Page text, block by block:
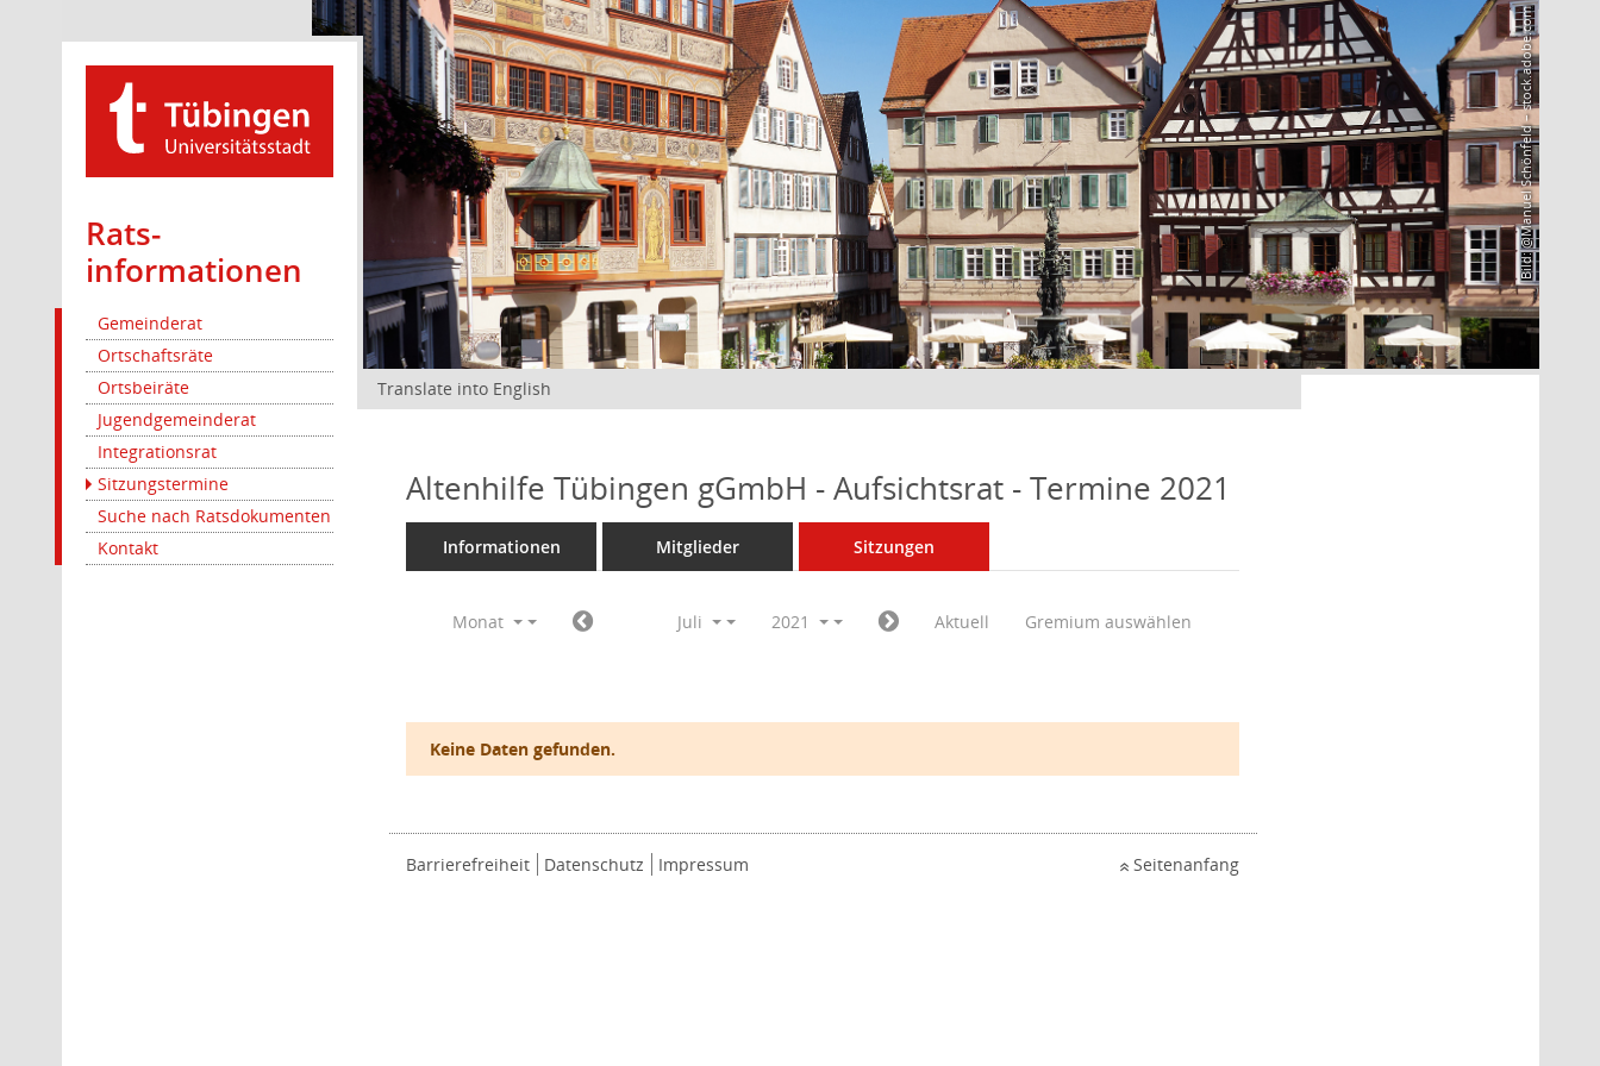
Rats­
informationen
Gemeinderat
Ortschaftsräte
Ortsbeiräte
Jugendgemeinderat
Integrationsrat
Sitzungstermine
Suche nach Ratsdokumenten
Kontakt
Bild: @Manuel Schönfeld – stock.adobe.com
Translate into English
Altenhilfe Tübingen gGmbH - Aufsichtsrat - Termine 2021
Informationen Mitglieder Sitzungen
Monat Juli 2021 Aktuell Gremium auswählen
Keine Daten gefunden.
Barrierefreiheit Datenschutz Impressum Seitenanfang